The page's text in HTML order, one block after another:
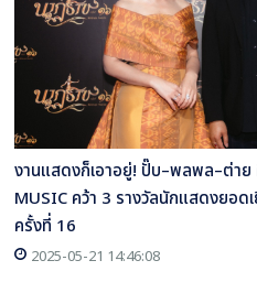
งานแสดงก็เอาอยู่! ปั๊บ–พลพล–ต่า
MUSIC คว้า 3 รางวัลนักแสดงยอด
ครั้งที่ 16
2025-05-21 14:46:08